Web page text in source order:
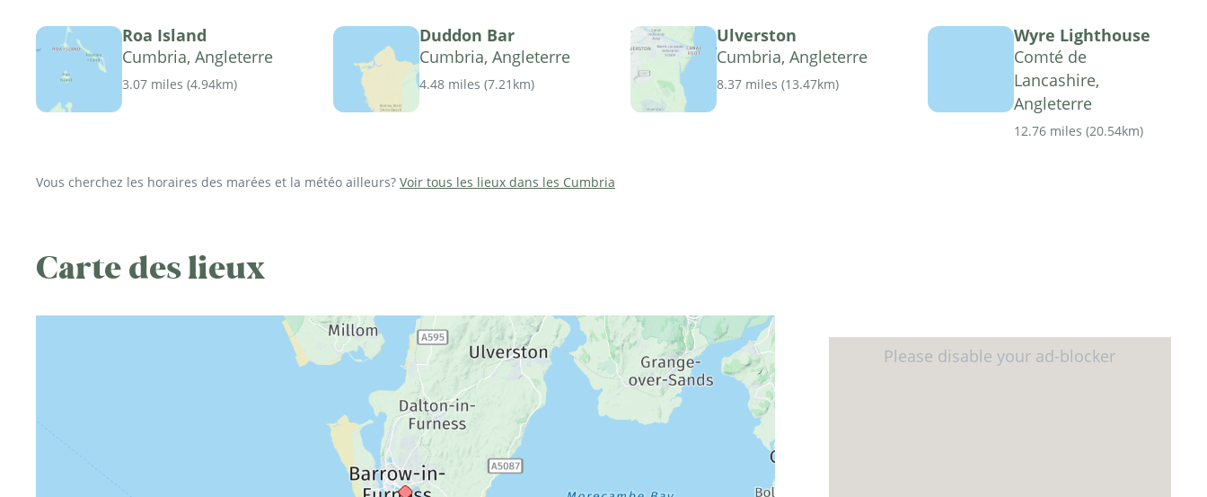
Roa Island
Cumbria, Angleterre
3.07 miles (4.94km)
Duddon Bar
Cumbria, Angleterre
4.48 miles (7.21km)
Ulverston
Cumbria, Angleterre
8.37 miles (13.47km)
Wyre Lighthouse
Comté de
Lancashire,
Angleterre
12.76 miles (20.54km)
Vous cherchez les horaires des marées et la météo ailleurs? Voir tous les lieux dans les Cumbria
Carte des lieux